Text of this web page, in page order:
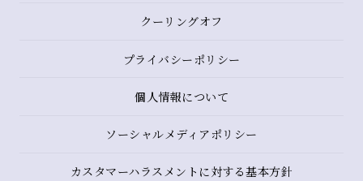
クーリングオフ
プライバシーポリシー
個人情報について
ソーシャルメディアポリシー
カスタマーハラスメントに対する基本方針